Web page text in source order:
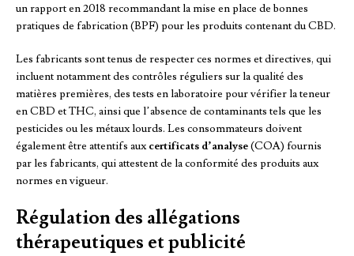
un rapport en 2018 recommandant la mise en place de bonnes
pratiques de fabrication (BPF) pour les produits contenant du CBD.
Les fabricants sont tenus de respecter ces normes et directives, qui
incluent notamment des contrôles réguliers sur la qualité des
matières premières, des tests en laboratoire pour vérifier la teneur
en CBD et THC, ainsi que l’absence de contaminants tels que les
pesticides ou les métaux lourds. Les consommateurs doivent
également être attentifs auxcertificats d’analyse(COA) fournis
par les fabricants, qui attestent de la conformité des produits aux
normes en vigueur.
Régulation des allégations
thérapeutiques et publicité